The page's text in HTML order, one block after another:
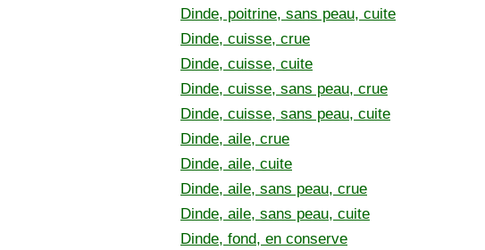
Dinde, poitrine, sans peau, cuite
Dinde, cuisse, crue
Dinde, cuisse, cuite
Dinde, cuisse, sans peau, crue
Dinde, cuisse, sans peau, cuite
Dinde, aile, crue
Dinde, aile, cuite
Dinde, aile, sans peau, crue
Dinde, aile, sans peau, cuite
Dinde, fond, en conserve